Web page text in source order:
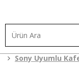
Sony Uyumlu